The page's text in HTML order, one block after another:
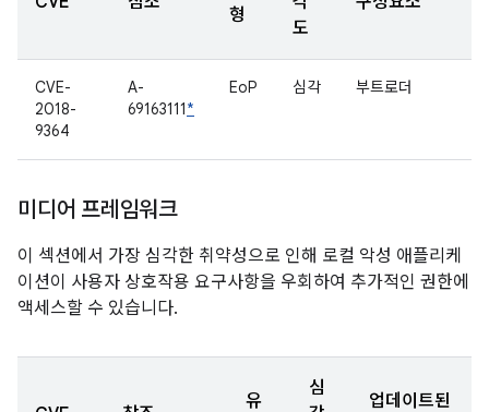
형
도
CVE-
2018-
9364
A-
69163111*
EoP 심각 부트로더
미디어 프레임워크
이 섹션에서 가장 심각한 취약성으로 인해 로컬 악성 애플리케
이션이 사용자 상호작용 요구사항을 우회하여 추가적인 권한에
액세스할 수 있습니다.
유
심
업데이트된